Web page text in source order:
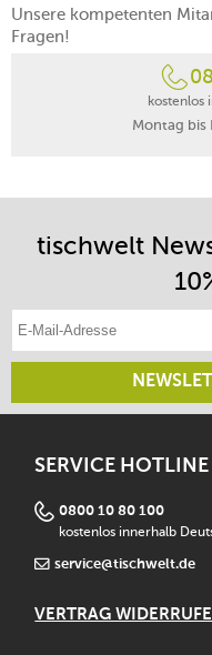
Unsere kompetenten
Fragen!
kostenlos
Montag bis
tischwelt
SERVICE HOTLINE
0800 10 80 100
kostenlos innerhalb
service@tischwelt.de
VERTRAG